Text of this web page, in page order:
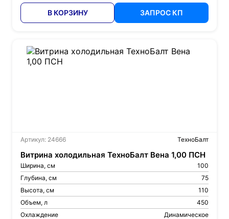
В КОРЗИНУ ЗАПРОС КП
Артикул: 24666 ТехноБалт
Витрина холодильная ТехноБалт Вена 1,00 ПСН
Ширина, см
100
Глубина, см
75
Высота, см
110
Объем, л
450
Охлаждение
Динамическое